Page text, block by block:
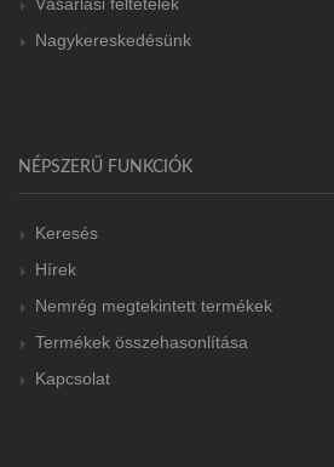
Nagykereskedésünk
NÉPSZERŰ FUNKCIÓK
Keresés
Hírek
Nemrég megtekintett termékek
Termékek összehasonlítása
Kapcsolat